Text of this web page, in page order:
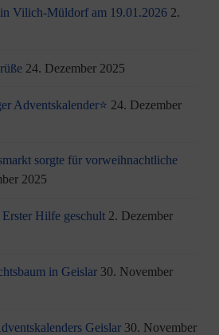
Vilich-Müldorf am 19.01.2026 2.
24. Dezember 2025
Adventskalender⭐ 24. Dezember
sorgte für vorweihnachtliche
2025
Hilfe geschult 2. Dezember
in Geislar 30. November
Geislar 30. November